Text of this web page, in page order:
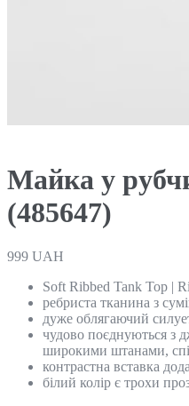
Майка у
(485647)
999 UAH
Soft Ribbed Tank Top |
ребриста тканина з
дуже облягаючий
чудово поєднуються з
широкими штанами,
контрастна вставка
білий колір є трохи